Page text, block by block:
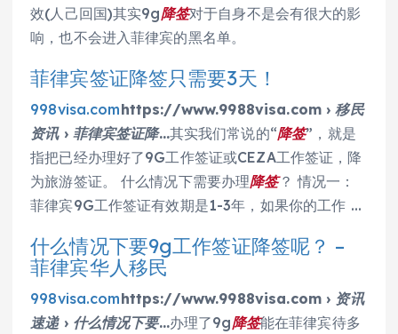
效(人己回国)其实9g降签对于自身不是会有很大的影
响，也不会进入菲律宾的黑名单。
菲律宾签证降签只需要3天！
998visa.comhttps://www.9988visa.com › 移民
资讯 › 菲律宾签证降…其实我们常说的“降签”，就是
指把已经办理好了9G工作签证或CEZA工作签证，降
为旅游签证。 什么情况下需要办理降签？ 情况一：
菲律宾9G工作签证有效期是1-3年，如果你的工作 …
什么情况下要9g工作签证降签呢？ –
菲律宾华人移民
998visa.comhttps://www.9988visa.com › 资讯
速递 › 什么情况下要…办理了9g降签能在菲律宾待多